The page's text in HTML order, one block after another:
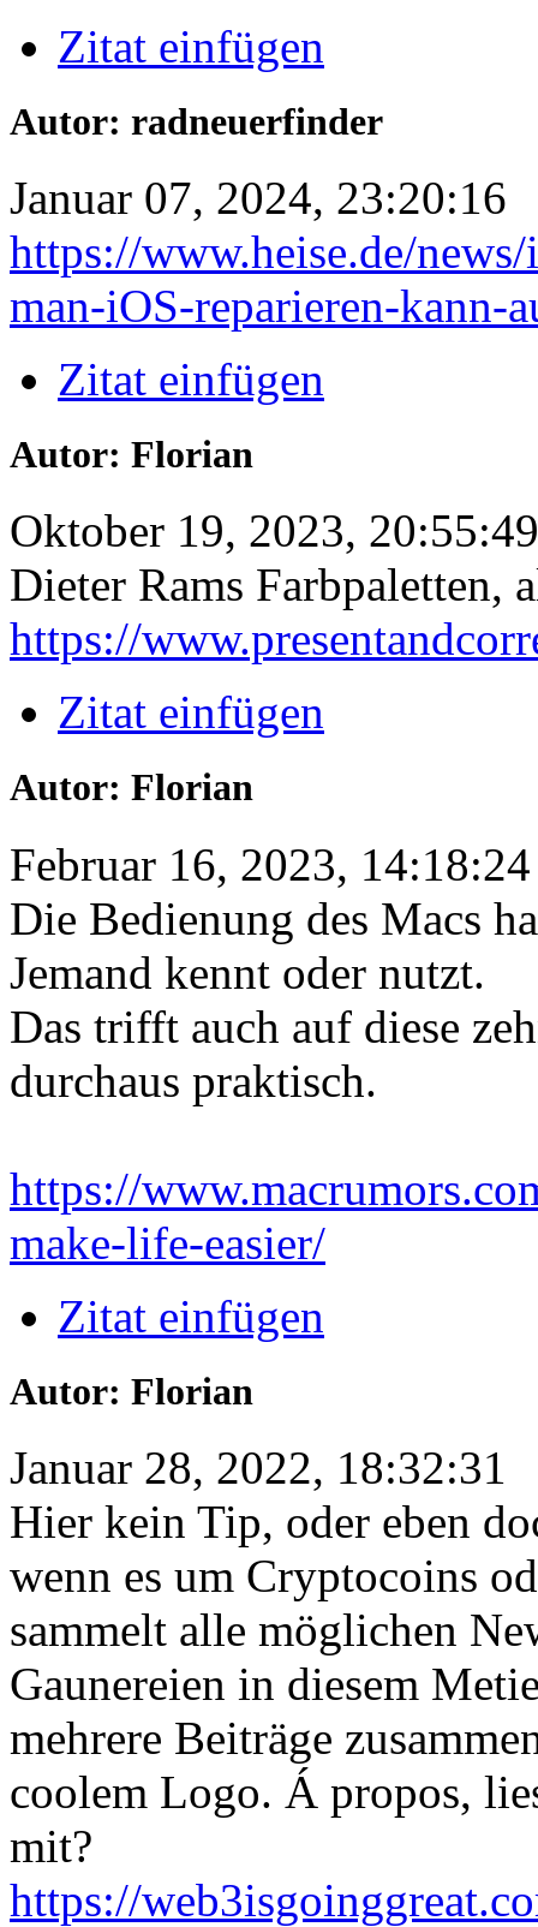
Zitat einfügen
Autor: radneuerfinder
Januar 07, 2024, 23:20:16
https://www.heise.de/
man-iOS-reparieren-kann-
Zitat einfügen
Autor: Florian
Oktober 19, 2023, 20:55:49
Dieter Rams
https://
Zitat einfügen
Autor: Florian
Februar 16, 2023, 14:18:24
Die Bedienung des Macs
Jemand kennt oder nutzt.
Das trifft auch auf diese
durchaus praktisch.
https://
make-life-easier/
Zitat einfügen
Autor: Florian
Januar 28, 2022, 18:32:31
Hier kein Tip, oder eben
wenn es um Cryptocoins
sammelt alle möglichen
Gaunereien in diesem
mehrere Beiträge
coolem Logo. Á propos,
mit?
https://